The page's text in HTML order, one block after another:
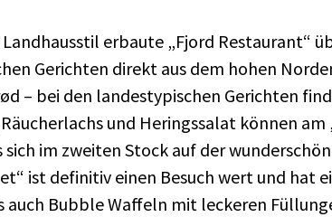
Landhausstil erbaute „Fjord Restaurant“
Gerichten direkt aus dem hohen
– bei den landestypischen Gerichten
und Heringssalat können
sich im zweiten Stock auf der
ist definitiv einen Besuch wert und hat
auch Bubble Waffeln mit leckeren